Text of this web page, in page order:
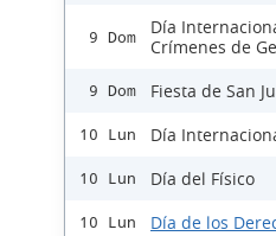
9 Dom
Día
Crímenes de
9 Dom Fiesta de San
10 Lun Día
10 Lun Día del Físico
10 Lun Día de los